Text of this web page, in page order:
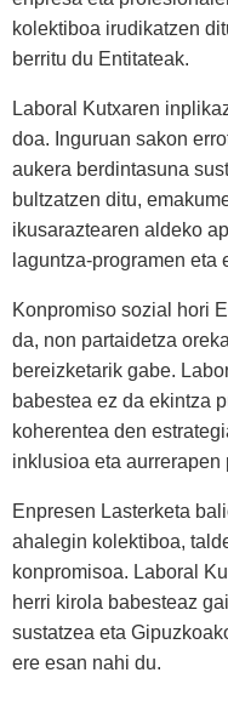
kolektiboa irudikatzen
berritu du Entitateak.
Laboral Kutxaren
doa. Inguruan sakon
aukera berdintasuna
bultzatzen ditu,
ikusaraztearen aldeko
laguntza-programen eta
Konpromiso sozial hori
da, non partaidetza
bereizketarik gabe.
babestea ez da ekintza
koherentea den
inklusioa eta aurrerapen
Enpresen Lasterketa
ahalegin kolektiboa,
konpromisoa. Laboral
herri kirola babesteaz
sustatzea eta
ere esan nahi du.